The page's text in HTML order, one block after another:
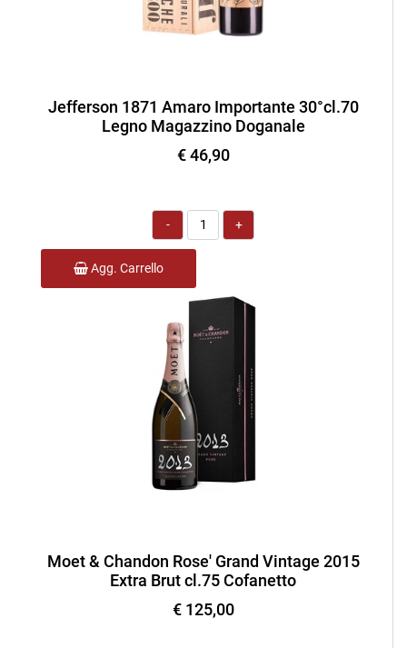
Jefferson 1871 Amaro Importante 30°cl.70
Legno Magazzino Doganale
€ 46,90
Quantità
Agg. Carrello
Moet & Chandon Rose' Grand Vintage 2015
Extra Brut cl.75 Cofanetto
€ 125,00